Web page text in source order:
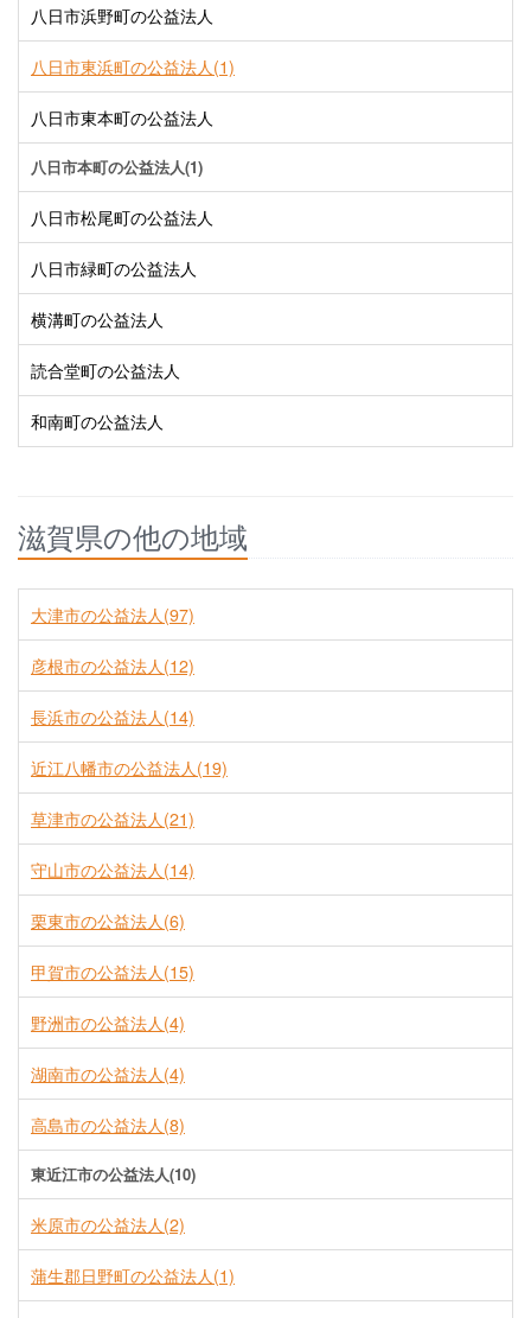
八日市浜野町の公益法人
八日市東浜町の公益法人(1)
八日市東本町の公益法人
八日市本町の公益法人(1)
八日市松尾町の公益法人
八日市緑町の公益法人
横溝町の公益法人
読合堂町の公益法人
和南町の公益法人
滋賀県の他の地域
大津市の公益法人(97)
彦根市の公益法人(12)
長浜市の公益法人(14)
近江八幡市の公益法人(19)
草津市の公益法人(21)
守山市の公益法人(14)
栗東市の公益法人(6)
甲賀市の公益法人(15)
野洲市の公益法人(4)
湖南市の公益法人(4)
高島市の公益法人(8)
東近江市の公益法人(10)
米原市の公益法人(2)
蒲生郡日野町の公益法人(1)